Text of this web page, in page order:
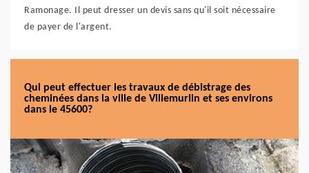
Ramonage. Il peut dresser un devis sans qu'il soit nécessaire
de payer de l'argent.
Qui peut effectuer les travaux de débistrage des
cheminées dans la ville de Villemurlin et ses environs
dans le 45600?